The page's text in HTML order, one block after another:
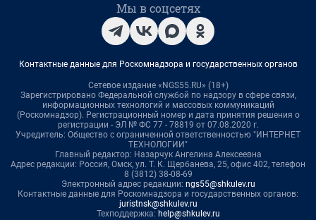
Мы в соцсетях
Контактные данные для Роскомнадзора и государственных органов
Сетевое издание «NGS55.RU» (18+)
Зарегистрировано Федеральной службой по надзору в сфере связи,
информационных технологий и массовых коммуникаций
(Роскомнадзор). Регистрационный номер и дата принятия решения о
регистрации - ЭЛ № ФС 77 - 78819 от 07.08.2020 г.
Учредитель: Общество с ограниченной ответственностью "ИНТЕРНЕТ
ТЕХНОЛОГИИ"
Главный редактор: Назарчук Ангелина Алексеевна
Адрес редакции: Россия, Омск, ул. Т. К. Щербанева, 25, офис 402, телефон
8 (3812) 38-08-69
Электронный адрес редакции: ngs55@shkulev.ru
Контактные данные для Роскомнадзора и государственных органов:
juristnsk@shkulev.ru
Техподдержка: help@shkulev.ru